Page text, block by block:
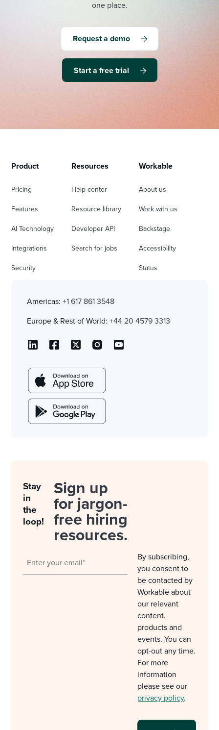
one place.
Request a demo
Start a free trial
Product
Pricing
Features
AI Technology
Integrations
Security
Resources
Help center
Resource library
Developer API
Search for jobs
Workable
About us
Work with us
Backstage
Accessibility
Status
Americas: +1 617 861 3548
Europe & Rest of World: +44 20 4579 3313
Stay
in
the
loop!
Sign up
for jargon-
free hiring
resources.
By subscribing,
you consent to
be contacted by
Workable about
our relevant
content,
products and
events. You can
opt-out any time.
For more
information
please see our
privacy policy.